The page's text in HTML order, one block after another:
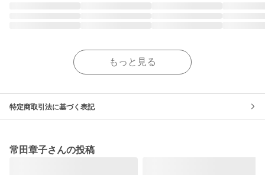
もっと見る
特定商取引法に基づく表記
常田章子さんの投稿